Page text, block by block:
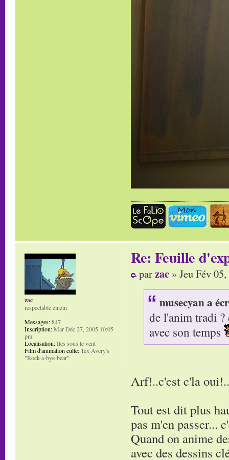
Re: Feuille
parzac » Jeu Fév
musecyan a
de l'anim tradi
avec son temps
Arf!..c'est c'la
Tout est dit plus
pas m'en passer...
Quand on anime
avec des dessins
zac
respectable zinzin
Messages:847
Inscription:Mar Déc 27, 2005 10:05
pm
Localisation:Iles sous le vent
Film d'animation culte:Tex Avery's
"Rock-a-bye-bear"